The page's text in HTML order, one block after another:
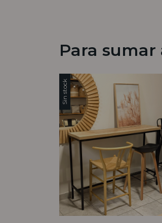
Para
Sin stock